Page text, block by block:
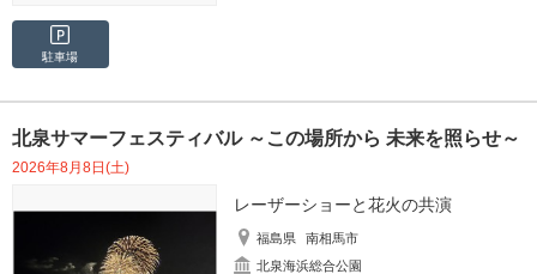
駐車場
北泉サマーフェスティバル ～この場所から 未来を照らせ～
2026年8月8日(土)
レーザーショーと花火の共演
福島県
南相馬市
北泉海浜総合公園